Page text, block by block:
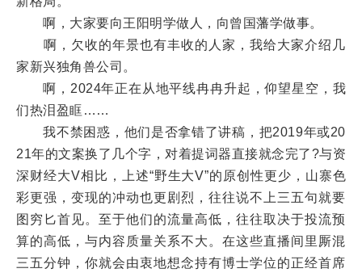
啊，大家要向王阳明学做人，向曾国藩学做事。
啊，欠收的年景也有丰收的人家，我给大家介绍几
家新兴独角兽公司。
啊，2024年正在从地平线冉冉升起，仰望星空，我
们热泪盈眶……
我不禁困惑，他们是否拿错了讲稿，把2019年或20
21年的文案换了几个字，对着提词器直接就念完了?与资
深财经大V相比，上述“野生大V”的原创性更少，山寨色
彩更强，变现的冲动也更剧烈，往往说不上三五句就要
图穷匕首见。至于他们的流量高低，往往取决于投流预
算的高低，与内容质量关系不大。在这些直播间里厮混
三五分钟，你就会由衷地想念持有博士学位的正经首席